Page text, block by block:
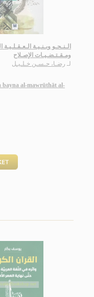
الـنـحـو وبـنـيـة
ومـقـتـضـيـات الإصـلاح
لـ رضـا، حـسـن خـلـيـل
bayna al-mawrūthāt al-